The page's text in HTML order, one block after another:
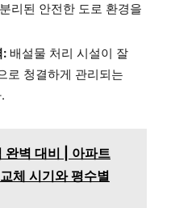
리된 안전한 도로 환경을
: 배설물 처리 시설이 잘
로 청결하게 관리되는
완벽 대비 | 아파트
체 시기와 평수별